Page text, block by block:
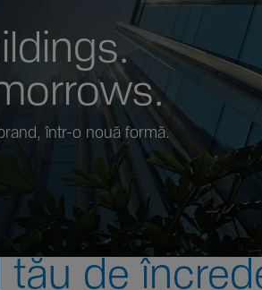
într-o nouă formă.
tău de